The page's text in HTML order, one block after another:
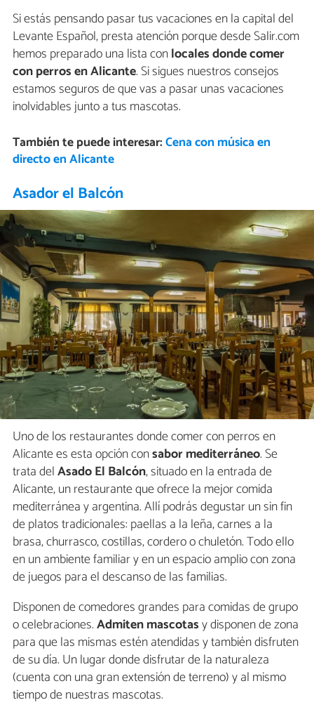
Si estás pensando pasar tus vacaciones en la capital del
Levante Español, presta atención porque desde Salir.com
hemos preparado una lista conlocales donde comer
con perros en Alicante. Si sigues nuestros consejos
estamos seguros de que vas a pasar unas vacaciones
inolvidables junto a tus mascotas.
También te puede interesar:Cena con música en
directo en Alicante
Asador el Balcón
Uno de los restaurantes donde comer con perros en
Alicante es esta opción consabor mediterráneo. Se
trata delAsado El Balcón, situado en la entrada de
Alicante, un restaurante que ofrece la mejor comida
mediterránea y argentina. Allí podrás degustar un sin fin
de platos tradicionales: paellas a la leña, carnes a la
brasa, churrasco, costillas, cordero o chuletón. Todo ello
en un ambiente familiar y en un espacio amplio con zona
de juegos para el descanso de las familias.
Disponen de comedores grandes para comidas de grupo
o celebraciones.Admiten mascotasy disponen de zona
para que las mismas estén atendidas y también disfruten
de su día. Un lugar donde disfrutar de la naturaleza
(cuenta con una gran extensión de terreno) y al mismo
tiempo de nuestras mascotas.